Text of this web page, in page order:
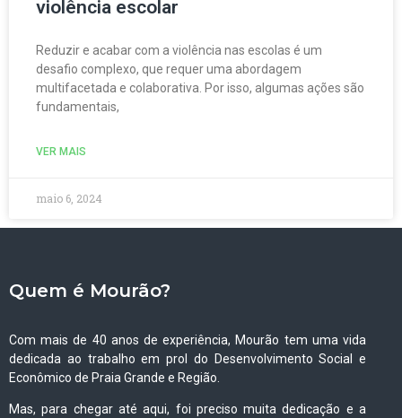
violência escolar
Reduzir e acabar com a violência nas escolas é um
desafio complexo, que requer uma abordagem
multifacetada e colaborativa. Por isso, algumas ações são
fundamentais,
VER MAIS
maio 6, 2024
Quem é Mourão?
Com mais de 40 anos de experiência, Mourão tem uma vida
dedicada ao trabalho em prol do Desenvolvimento Social e
Econômico de Praia Grande e Região.
Mas, para chegar até aqui, foi preciso muita dedicação e a